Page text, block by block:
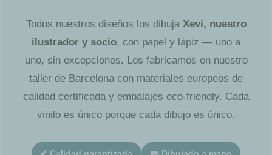
Todos nuestros diseños los dibuja Xevi, nuestro
ilustrador y socio, con papel y lápiz — uno a
uno, sin excepciones. Los fabricamos en nuestro
taller de Barcelona con materiales europeos de
calidad certificada y embalajes eco-friendly. Cada
vinilo es único porque cada dibujo es único.
✔ Calidad garantizada ✏️ Dibujado a mano